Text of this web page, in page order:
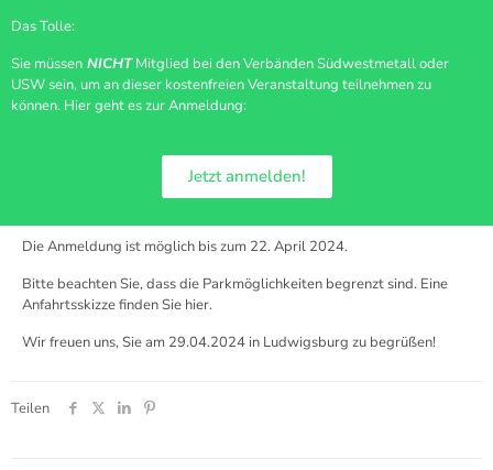
Das Tolle:
Sie müssen NICHTMitglied bei den Verbänden Südwestmetall oder
USW sein, um an dieser kostenfreien Veranstaltung teilnehmen zu
können. Hier geht es zur Anmeldung:
Jetzt anmelden!
Die Anmeldung ist möglich bis zum 22. April 2024.
Bitte beachten Sie, dass die Parkmöglichkeiten begrenzt sind. Eine
Anfahrtsskizze finden Sie hier.
Wir freuen uns, Sie am 29.04.2024 in Ludwigsburg zu begrüßen!
Teilen